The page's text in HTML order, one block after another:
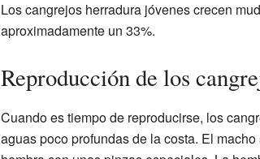
Los cangrejos herradura jóvenes crecen
aproximadamente un 33%.
Reproducción de los
Cuando es tiempo de reproducirse, los
aguas poco profundas de la costa. El